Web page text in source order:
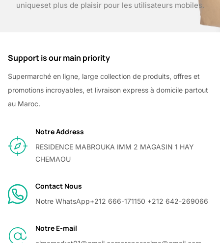
uniqueset plus de plaisir pour les utilisateurs mobiles.
Support is our main priority
Supermarché en ligne, large collection de produits, offres et
promotions incroyables, et livraison express à domicile partout
au Maroc.
Notre Address
RESIDENCE MABROUKA IMM 2 MAGASIN 1 HAY
CHEMAOU
Contact Nous
Notre WhatsApp+212 666-171150 +212 642-269066
Notre E-mail